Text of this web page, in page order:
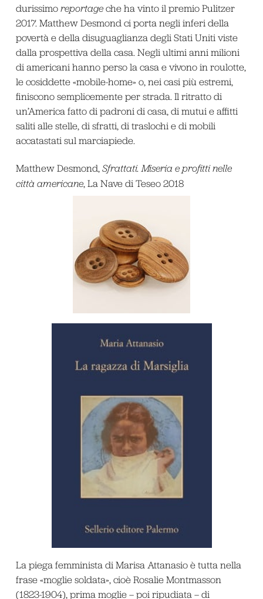
durissimo reportageche ha vinto il premio Pulitzer
2017. Matthew Desmond ci porta negli inferi della
povertà e della disuguaglianza degli Stati Uniti viste
dalla prospettiva della casa. Negli ultimi anni milioni
di americani hanno perso la casa e vivono in roulotte,
le cosiddette «mobile-home» o, nei casi più estremi,
finiscono semplicemente per strada. Il ritratto di
un’America fatto di padroni di casa, di mutui e affitti
saliti alle stelle, di sfratti, di traslochi e di mobili
accatastati sul marciapiede.
Matthew Desmond, Sfrattati. Miseria e profitti nelle
città americane, La Nave di Teseo 2018
La piega femminista di Marisa Attanasio è tutta nella
frase «moglie soldata», cioè Rosalie Montmasson
(1823-1904), prima moglie – poi ripudiata – di